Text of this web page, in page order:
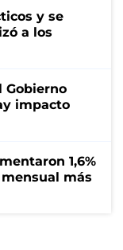
y se
a los
Gobierno
impacto
1,6%
más